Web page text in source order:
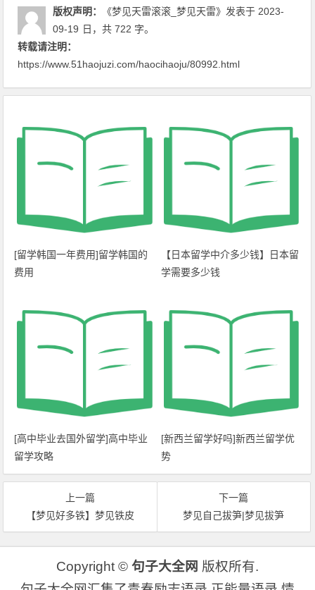
版权声明： 《梦见天雷滚滚_梦见天雷》 发表于 2023-
09-19 日 ，共 722 字。
转载请注明：
https://www.51haojuzi.com/haocihaoju/80992.html
[留学韩国一年费用]留学韩国的
费用
【日本留学中介多少钱】日本留
学需要多少钱
[高中毕业去国外留学]高中毕业
留学攻略
[新西兰留学好吗]新西兰留学优
势
上一篇
【梦见好多铁】梦见铁皮
下一篇
梦见自己拔笋|梦见拔笋
Copyright © 句子大全网 版权所有.